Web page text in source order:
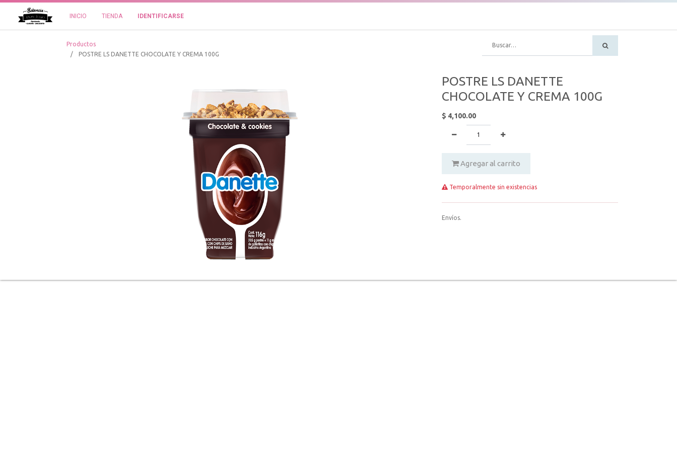
INICIO TIENDA IDENTIFICARSE
Productos
POSTRE LS DANETTE CHOCOLATE Y CREMA 100G
POSTRE LS DANETTE
CHOCOLATE Y CREMA 100G
$ 4,100.00
Agregar al carrito
Temporalmente sin existencias
Envíos.